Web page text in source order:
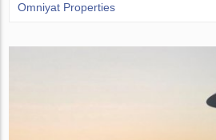
Omniyat Properties